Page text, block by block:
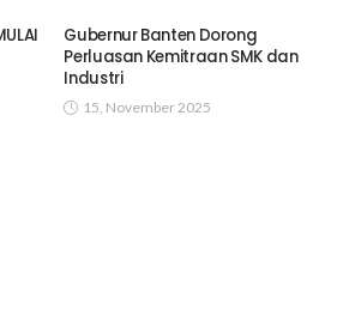
Gubernur Banten Dorong
Perluasan Kemitraan SMK dan
Industri
15, November 2025